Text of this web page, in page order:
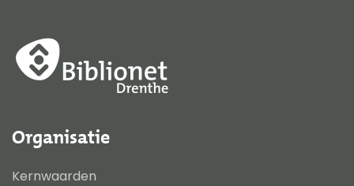
Organisatie
Kernwaarden